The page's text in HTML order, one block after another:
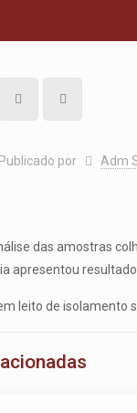
Publicado por Adm
das amostras
apresentou
leito de isolamento